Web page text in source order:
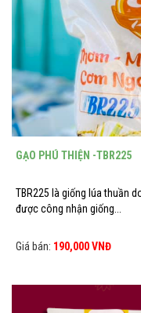
GẠO PHÚ THIỆN -TBR225
TBR225 là giống lúa thuần
được công nhận giống...
Giá bán: 190,000 VNĐ